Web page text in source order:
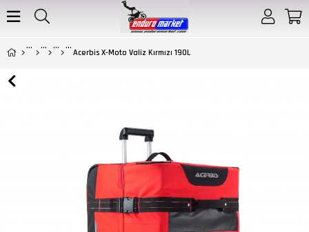
Acerbis X-Moto Valiz Kırmızı 190L